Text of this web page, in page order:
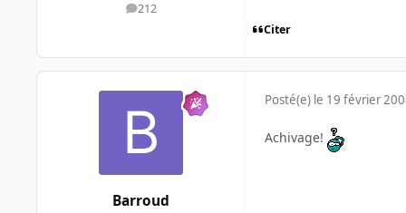
212
messages
Citer
Barroud
Posté(e) le 19 février
Achivage!